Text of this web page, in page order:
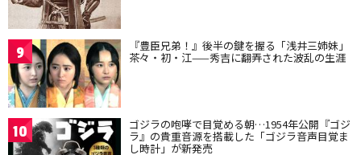
9 『豊臣兄弟！』後半の鍵を握る「浅井三姉妹」
茶々・初・江——秀吉に翻弄された波乱の生涯
10 ゴジラの咆哮で目覚める朝…1954年公開『ゴジ
ラ』の貴重音源を搭載した「ゴジラ音声目覚ま
し時計」が新発売